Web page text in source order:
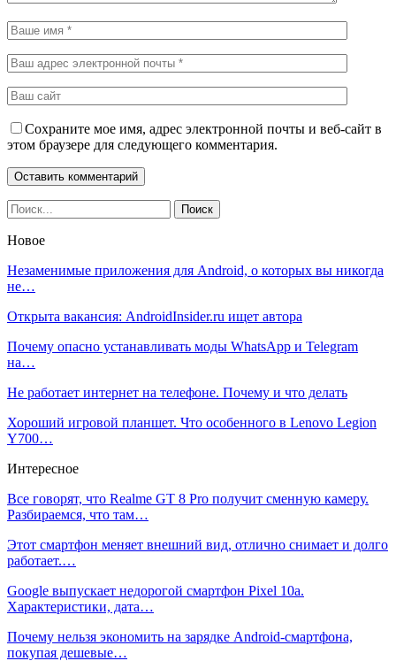
Сохраните мое имя, адрес электронной почты и веб-сайт в
этом браузере для следующего комментария.
Новое
Незаменимые приложения для Android, о которых вы никогда
не…
Открыта вакансия: AndroidInsider.ru ищет автора
Почему опасно устанавливать моды WhatsApp и Telegram
на…
Не работает интернет на телефоне. Почему и что делать
Хороший игровой планшет. Что особенного в Lenovo Legion
Y700…
Интересное
Все говорят, что Realme GT 8 Pro получит сменную камеру.
Разбираемся, что там…
Этот смартфон меняет внешний вид, отлично снимает и долго
работает.…
Google выпускает недорогой смартфон Pixel 10a.
Характеристики, дата…
Почему нельзя экономить на зарядке Android-смартфона,
покупая дешевые…